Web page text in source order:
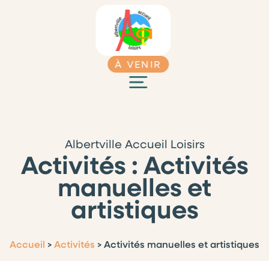
À VENIR
Albertville Accueil Loisirs
Activités : Activités
manuelles et
artistiques
Accueil >Activités >Activités manuelles et artistiques